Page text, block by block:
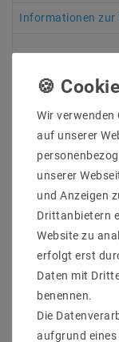
Informationen zur
38W Multi LED
Dimmbar per
300-1050mA
Die
Neben dem
verfügt dieses
Der
TCI
TCI
Diese sind
Längliche,
Wir verwenden
auf unserer
unserer
und Anzeigen
Drittanbietern
Website zu
erfolgt erst
Daten mit
benennen.
Die
aufgrund